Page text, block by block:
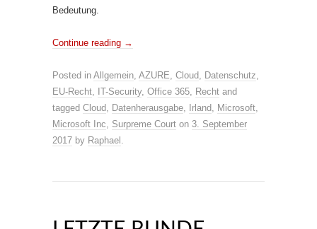
Bedeutung.
Continue reading →
Posted in Allgemein, AZURE, Cloud, Datenschutz,
EU-Recht, IT-Security, Office 365, Recht and
tagged Cloud, Datenherausgabe, Irland, Microsoft,
Microsoft Inc, Surpreme Court on 3. September
2017 by Raphael .